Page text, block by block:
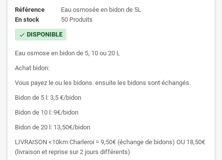
Référence
Eau osmosée en bidon de 5L
En stock
50 Produits
check DISPONIBLE
Eau osmose en bidon de 5, 10 ou 20 L
Achat bidon:
Vous payez le ou les bidons. ensuite les bidons sont échangés.
Bidon de 5 l: 3,5 €/bidon
Bidon de 10 l: 9€/bidon
Bidon de 20 l: 13,50€/bidon
LIVRAISON <10km Charleroi = 9,50€ (échange de bidons) OU 18,50€
(livraison et reprise sur 2 jours différents)